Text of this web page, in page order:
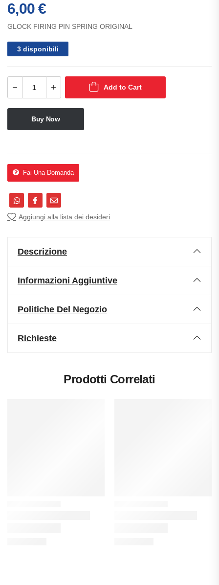
6,00€
GLOCK FIRING PIN SPRING ORIGINAL
3 disponibili
Add to Cart
Buy Now
Fai Una Domanda
Aggiungi alla lista dei desideri
Descrizione
Informazioni Aggiuntive
Politiche Del Negozio
Richieste
Prodotti Correlati